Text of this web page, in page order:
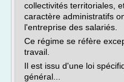
collectivités territoriales,
caractère administratifs
l'entreprise des salariés.
Ce régime se réfère
travail.
Il est issu d'une loi
général...